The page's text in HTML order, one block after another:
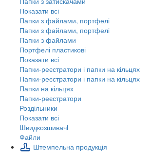
Показати всі
Папки з файлами, портфелі
Папки з файлами, портфелі
Папки з файлами
Портфелі пластикові
Показати всі
Папки-реєстратори і папки на кільцях
Папки-реєстратори і папки на кільцях
Папки на кільцях
Папки-реєстратори
Роздільники
Показати всі
Швидкозшивачi
Файли
Штемпельна продукція